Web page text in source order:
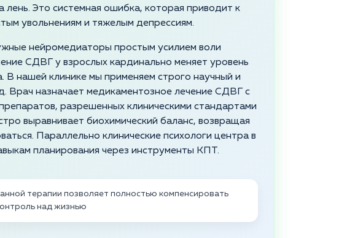
Это системная ошибка, которая приводит к
увольнениям и тяжелым депрессиям.
нейромедиаторы простым усилием воли
СДВГ у взрослых кардинально меняет уровень
В нашей клинике мы применяем строго научный и
Врач назначает медикаментозное лечение СДВГ с
разрешенных клиническими стандартами
выравнивает биохимический баланс, возвращая
Параллельно клинические психологи центра в
планирования через инструменты КПТ.
терапии позволяет полностью компенсировать
над жизнью